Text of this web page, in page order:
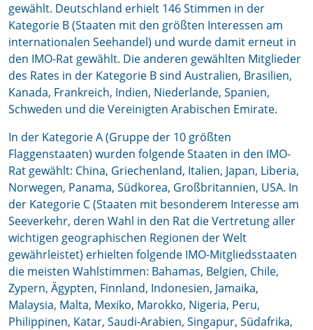
gewählt. Deutschland erhielt 146 Stimmen in der
Kategorie B (Staaten mit den größten Interessen am
internationalen Seehandel) und wurde damit erneut in
den IMO-Rat gewählt. Die anderen gewählten Mitglieder
des Rates in der Kategorie B sind Australien, Brasilien,
Kanada, Frankreich, Indien, Niederlande, Spanien,
Schweden und die Vereinigten Arabischen Emirate.
In der Kategorie A (Gruppe der 10 größten
Flaggenstaaten) wurden folgende Staaten in den IMO-
Rat gewählt: China, Griechenland, Italien, Japan, Liberia,
Norwegen, Panama, Südkorea, Großbritannien, USA. In
der Kategorie C (Staaten mit besonderem Interesse am
Seeverkehr, deren Wahl in den Rat die Vertretung aller
wichtigen geographischen Regionen der Welt
gewährleistet) erhielten folgende IMO-Mitgliedsstaaten
die meisten Wahlstimmen: Bahamas, Belgien, Chile,
Zypern, Ägypten, Finnland, Indonesien, Jamaika,
Malaysia, Malta, Mexiko, Marokko, Nigeria, Peru,
Philippinen, Katar, Saudi-Arabien, Singapur, Südafrika,